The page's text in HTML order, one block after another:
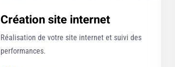
Création site internet
Réalisation de votre site internet et suivi des
performances.